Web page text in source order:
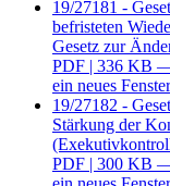
19/27181 -
befristeten
Gesetz zur
PDF | 336 KB —
ein neues
19/27182 -
Stärkung der
PDF | 300 KB —